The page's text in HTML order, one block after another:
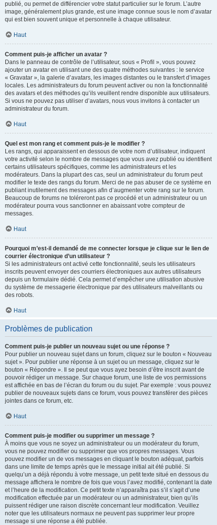
publié, ou permet de différencier votre statut particulier sur le forum. L’autre
image, généralement plus grande, est une image connue sous le nom d’avatar
qui est bien souvent unique et personnelle à chaque utilisateur.
Haut
Comment puis-je afficher un avatar ?
Dans le panneau de contrôle de l’utilisateur, sous « Profil », vous pouvez
ajouter un avatar en utilisant une des quatre méthodes suivantes : le service
« Gravatar », la galerie d’avatars, les images distantes ou le transfert d’images
locales. Les administrateurs du forum peuvent activer ou non la fonctionnalité
des avatars et des méthodes qu’ils veuillent rendre disponible aux utilisateurs.
Si vous ne pouvez pas utiliser d’avatars, nous vous invitons à contacter un
administrateur du forum.
Haut
Quel est mon rang et comment puis-je le modifier ?
Les rangs, qui apparaissent en dessous de votre nom d’utilisateur, indiquent
votre activité selon le nombre de messages que vous avez publié ou identifient
certains utilisateurs spécifiques, comme les administrateurs et les
modérateurs. Dans la plupart des cas, seul un administrateur du forum peut
modifier le texte des rangs du forum. Merci de ne pas abuser de ce système en
publiant inutilement des messages afin d’augmenter votre rang sur le forum.
Beaucoup de forums ne toléreront pas ce procédé et un administrateur ou un
modérateur pourra vous sanctionner en abaissant votre compteur de
messages.
Haut
Pourquoi m’est-il demandé de me connecter lorsque je clique sur le lien de
courrier électronique d’un utilisateur ?
Si les administrateurs ont activé cette fonctionnalité, seuls les utilisateurs
inscrits peuvent envoyer des courriers électroniques aux autres utilisateurs
depuis un formulaire dédié. Cela permet d’empêcher une utilisation abusive
du système de messagerie électronique par des utilisateurs malveillants ou
des robots.
Haut
Problèmes de publication
Comment puis-je publier un nouveau sujet ou une réponse ?
Pour publier un nouveau sujet dans un forum, cliquez sur le bouton « Nouveau
sujet ». Pour publier une réponse à un sujet ou un message, cliquez sur le
bouton « Répondre ». Il se peut que vous ayez besoin d’être inscrit avant de
pouvoir rédiger un message. Sur chaque forum, une liste de vos permissions
est affichée en bas de l’écran du forum ou du sujet. Par exemple : vous pouvez
publier de nouveaux sujets dans ce forum, vous pouvez transférer des pièces
jointes dans ce forum, etc.
Haut
Comment puis-je modifier ou supprimer un message ?
À moins que vous ne soyez un administrateur ou un modérateur du forum,
vous ne pouvez modifier ou supprimer que vos propres messages. Vous
pouvez modifier un de vos messages en cliquant le bouton adéquat, parfois
dans une limite de temps après que le message initial ait été publié. Si
quelqu’un a déjà répondu à votre message, un petit texte situé en dessous du
message affichera le nombre de fois que vous l’avez modifié, contenant la date
et l’heure de la modification. Ce petit texte n’apparaîtra pas s’il s’agit d’une
modification effectuée par un modérateur ou un administrateur, bien qu’ils
puissent rédiger une raison discrète concernant leur modification. Veuillez
noter que les utilisateurs normaux ne peuvent pas supprimer leur propre
message si une réponse a été publiée.